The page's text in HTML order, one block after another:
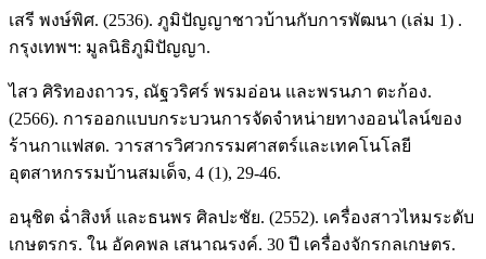
เสรี พงษ์พิศ. (2536). ภูมิปัญญาชาวบ้านกับการพัฒนา (เล่ม 1) .
กรุงเทพฯ: มูลนิธิภูมิปัญญา.
ไสว ศิริทองถาวร, ณัฐวริศร์ พรมอ่อน และพรนภา ตะก้อง.
(2566). การออกแบบกระบวนการจัดจำหน่ายทางออนไลน์ของ
ร้านกาแฟสด. วารสารวิศวกรรมศาสตร์และเทคโนโลยี
อุตสาหกรรมบ้านสมเด็จ, 4 (1), 29-46.
อนุชิต ฉ่ำสิงห์ และธนพร ศิลปะชัย. (2552). เครื่องสาวไหมระดับ
เกษตรกร. ใน อัคคพล เสนาณรงค์. 30 ปี เครื่องจักรกลเกษตร.